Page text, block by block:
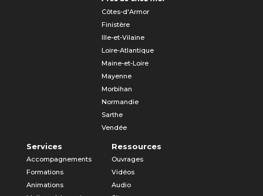
Côtes-d'Armor
Finistère
Ille-et-Vilaine
Loire-Atlantique
Maine-et-Loire
Mayenne
Morbihan
Normandie
Sarthe
Vendée
Services
Accompagnements
Formations
Animations
Ressources
Ouvrages
Vidéos
Audio